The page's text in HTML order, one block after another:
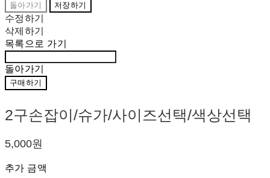
돌아가기 저장하기
수정하기
삭제하기
목록으로 가기
돌아가기
구매하기
2구손잡이/슈가/사이즈선택/색상선택
5,000원
추가 금액